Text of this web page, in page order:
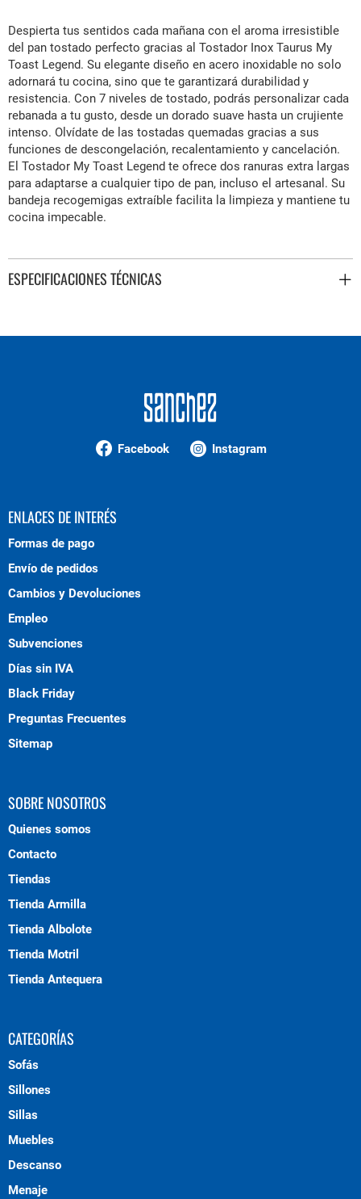
Despierta tus sentidos cada mañana con el aroma irresistible
del pan tostado perfecto gracias al Tostador Inox Taurus My
Toast Legend. Su elegante diseño en acero inoxidable no solo
adornará tu cocina, sino que te garantizará durabilidad y
resistencia. Con 7 niveles de tostado, podrás personalizar cada
rebanada a tu gusto, desde un dorado suave hasta un crujiente
intenso. Olvídate de las tostadas quemadas gracias a sus
funciones de descongelación, recalentamiento y cancelación.
El Tostador My Toast Legend te ofrece dos ranuras extra largas
para adaptarse a cualquier tipo de pan, incluso el artesanal. Su
bandeja recogemigas extraíble facilita la limpieza y mantiene tu
cocina impecable.
ESPECIFICACIONES TÉCNICAS
Facebook Instagram
ENLACES DE INTERÉS
Formas de pago
Envío de pedidos
Cambios y Devoluciones
Empleo
Subvenciones
Días sin IVA
Black Friday
Preguntas Frecuentes
Sitemap
SOBRE NOSOTROS
Quienes somos
Contacto
Tiendas
Tienda Armilla
Tienda Albolote
Tienda Motril
Tienda Antequera
CATEGORÍAS
Sofás
Sillones
Sillas
Muebles
Descanso
Menaje